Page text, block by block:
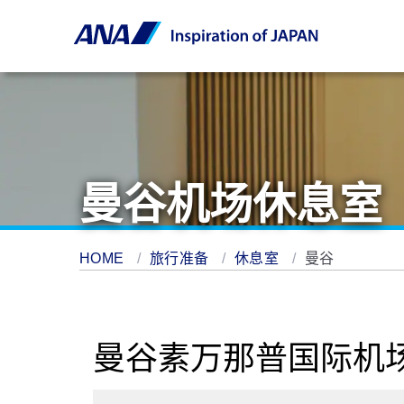
曼谷机场休息室
HOME 旅行准备 休息室 曼谷
曼谷素万那普国际机